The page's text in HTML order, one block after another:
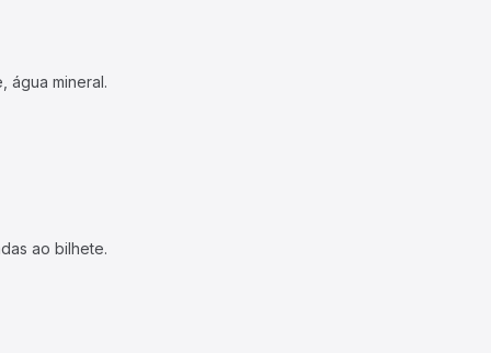
água mineral.
ao bilhete.